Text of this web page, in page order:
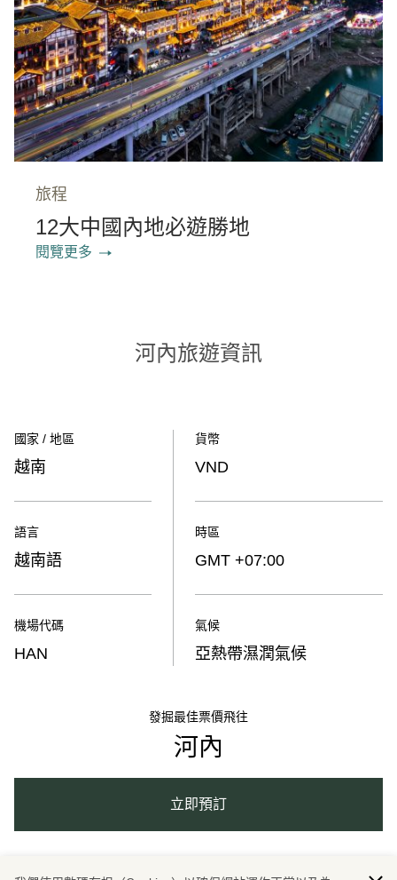
旅程
12大中國內地必遊勝地
閱覽更多
河內旅遊資訊
國家 / 地區
越南
語言
越南語
機場代碼
HAN
貨幣
VND
時區
GMT +07:00
氣候
亞熱帶濕潤氣候
發掘最佳票價飛往
河內
立即預訂